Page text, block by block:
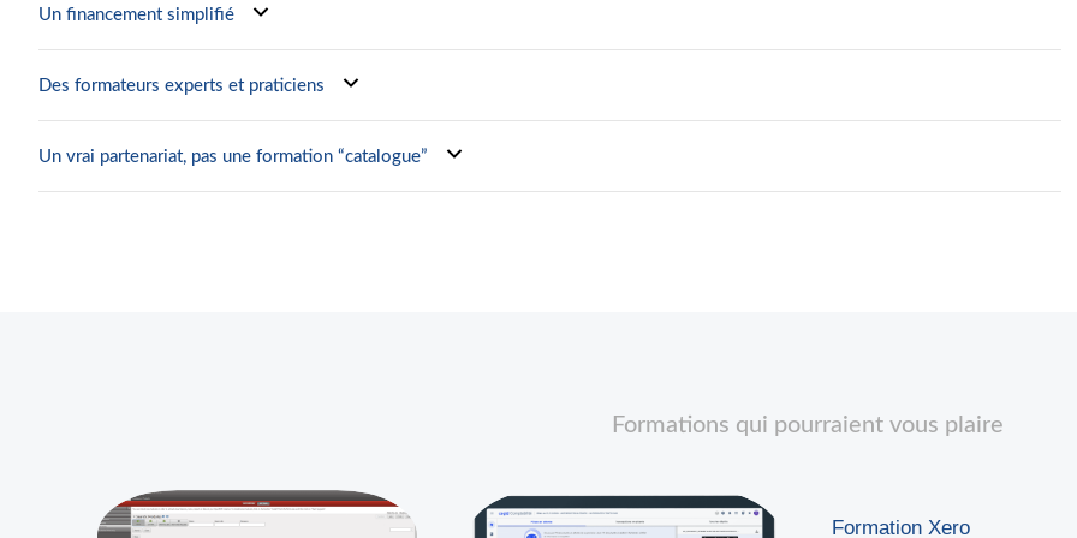
Un financement simplifié
Des formateurs experts et praticiens
Un vrai partenariat, pas une formation “catalogue”
Formations qui pourraient vous plaire
Formation Xero